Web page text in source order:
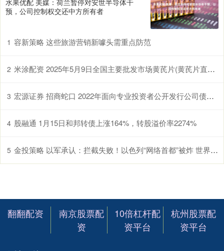
水果优配 美媒：荷兰暂停对安世半导体干
预，公司控制权交还中方所有者
1 容新策略 这些旅游营销新噱头需重点防范
2 米涂配资 2025年5月9日全国主要批发市场黄芪片(黄芪片直径1.0-1.2cm)价格行情
3 宏源证券 招商蛇口 2022年面向专业投资者公开发行公司债券（第三期）（品种一）2025年本息兑付暨摘牌公告
4 股融通 1月15日和邦转债上涨164%，转股溢价率2274%
5 金投策略 以军承认：拦截失败！以色列“网络首都”被炸 世界最大钻石交易所遭破坏
翻翻配资
南京股票配
资
10倍杠杆配
资平台
杭州股票配
资平台